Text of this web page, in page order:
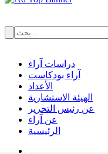
دراسات آراء
آراء بودكاست
الأعداد
الهيئة الاستشارية
عن رئيس التحرير
عن آراء
الرئيسية